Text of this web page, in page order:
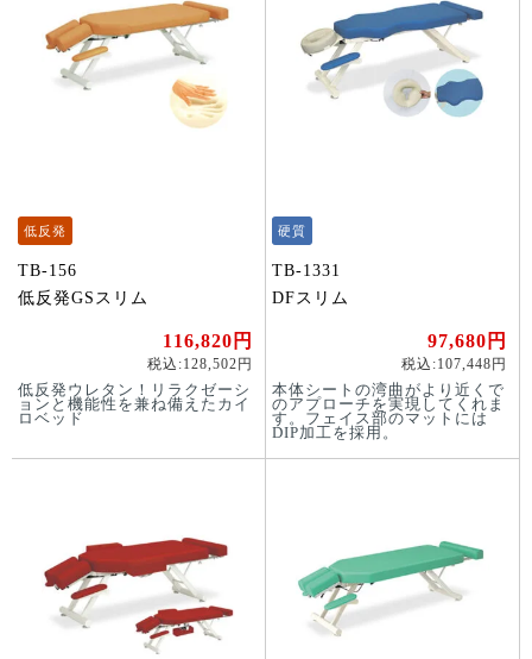
低反発
TB-156
低反発GSスリム
116,820円
税込:128,502円
低反発ウレタン！リラクゼーシ
ョンと機能性を兼ね備えたカイ
ロベッド
硬質
TB-1331
DFスリム
97,680円
税込:107,448円
本体シートの湾曲がより近くで
のアプローチを実現してくれま
す。フェイス部のマットには
DIP加工を採用。